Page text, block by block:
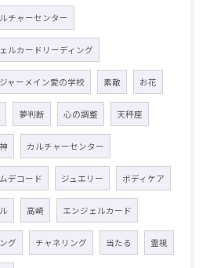
チャーセンター
ルカードリーディング
ャーメイン愛の学校 素敵 お花
夢判断 心の調整 天秤座
カルチャーセンター
デコード ジュエリー ボディケア
高崎 エンジェルカード
グ チャネリング 当たる 霊視